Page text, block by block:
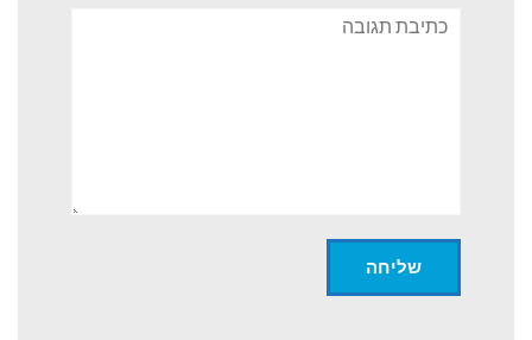
תגובה